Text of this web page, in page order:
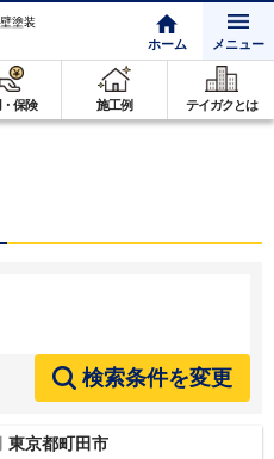
塗装
ホーム メニュー
保険 施工例 テイガクとは
検索条件を変更
東京都町田市